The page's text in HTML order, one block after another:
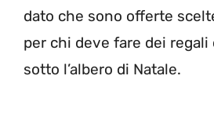
dato che sono offerte
per chi deve fare dei regali
sotto l’albero di Natale.